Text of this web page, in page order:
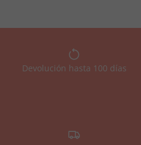
Devolución hasta 100 días